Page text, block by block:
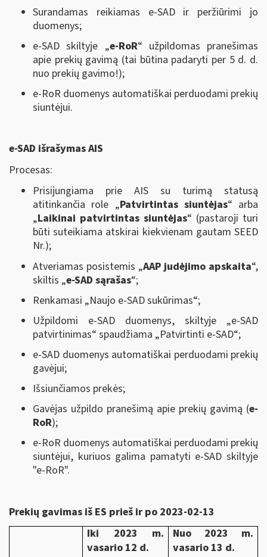
Surandamas reikiamas e-SAD ir peržiūrimi jo
duomenys;
e-SAD skiltyje „e-RoR“ užpildomas pranešimas
apie prekių gavimą (tai būtina padaryti per 5 d. d.
nuo prekių gavimo!);
e-RoR duomenys automatiškai perduodami prekių
siuntėjui.
e-SAD išrašymas AIS
Procesas:
Prisijungiama prie AIS su turimą statusą
atitinkančia role „Patvirtintas siuntėjas“ arba
„Laikinai patvirtintas siuntėjas“ (pastaroji turi
būti suteikiama atskirai kiekvienam gautam SEED
Nr.);
Atveriamas posistemis „AAP judėjimo apskaita“,
skiltis „e-SAD sąrašas“;
Renkamasi „Naujo e-SAD sukūrimas“;
Užpildomi e-SAD duomenys, skiltyje „e-SAD
patvirtinimas“ spaudžiama „Patvirtinti e-SAD“;
e-SAD duomenys automatiškai perduodami prekių
gavėjui;
Išsiunčiamos prekės;
Gavėjas užpildo pranešimą apie prekių gavimą (e-
RoR);
e-RoR duomenys automatiškai perduodami prekių
siuntėjui, kuriuos galima pamatyti e-SAD skiltyje
"e-RoR".
Prekių gavimas iš ES prieš ir po 2023-02-13
Iki 2023 m.
vasario 12 d.
Nuo 2023 m.
vasario 13 d.